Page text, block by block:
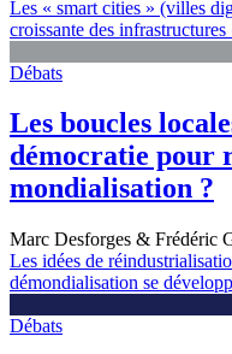
Les « smart cities » (villes
croissante des
Débats
Les boucles
démocratie
mondialisation ?
Marc Desforges & Frédéric
Les idées de
démondialisation se
Débats